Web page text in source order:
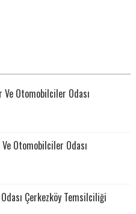
Ve Otomobilciler Odası
Otomobilciler Odası
Çerkezköy Temsilciliği